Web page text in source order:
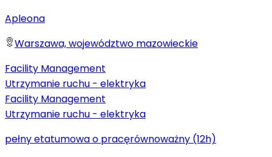
Apleona
Warszawa, województwo mazowieckie
Facility Management
Utrzymanie ruchu - elektryka
Facility Management
Utrzymanie ruchu - elektryka
pełny etatumowa o pracęrównoważny (12h)